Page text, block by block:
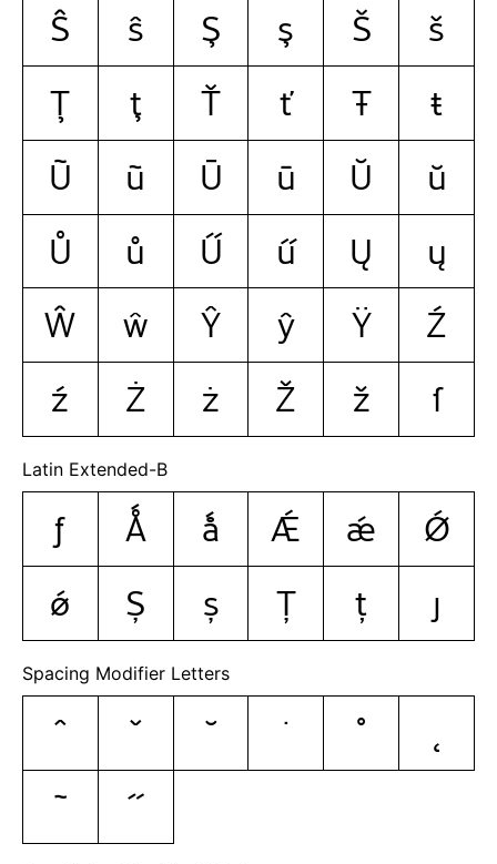
Ŝ
ŝ Ş ş Š
š
Ţ
ţ Ť ť Ŧ
ŧ
Ũ
ũ Ū ū Ŭ
ŭ
Ů
ů Ű ű Ų
ų
Ŵ
ŵ Ŷ ŷ Ÿ
Ź
ź
Ż ż Ž ž ſ
Latin Extended-B
ƒ Ǻ ǻ Ǽ ǽ
Ǿ
ǿ
Ș ș Ț ț ȷ
Spacing Modifier Letters
ˆ ˇ ˘ ˙ ˚
˛
˜
˝